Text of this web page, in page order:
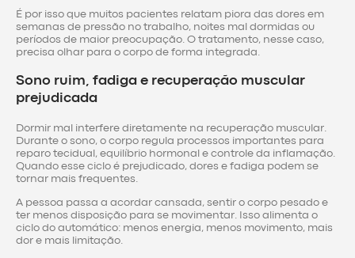
É por isso que muitos pacientes relatam piora das dores em
semanas de pressão no trabalho, noites mal dormidas ou
períodos de maior preocupação. O tratamento, nesse caso,
precisa olhar para o corpo de forma integrada.
Sono ruim, fadiga e recuperação muscular
prejudicada
Dormir mal interfere diretamente na recuperação muscular.
Durante o sono, o corpo regula processos importantes para
reparo tecidual, equilíbrio hormonal e controle da inflamação.
Quando esse ciclo é prejudicado, dores e fadiga podem se
tornar mais frequentes.
A pessoa passa a acordar cansada, sentir o corpo pesado e
ter menos disposição para se movimentar. Isso alimenta o
ciclo do automático: menos energia, menos movimento, mais
dor e mais limitação.